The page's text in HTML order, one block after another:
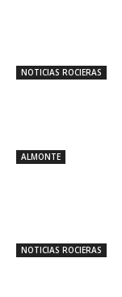
NOTICIAS ROCIERAS
ALMONTE
NOTICIAS ROCIERAS